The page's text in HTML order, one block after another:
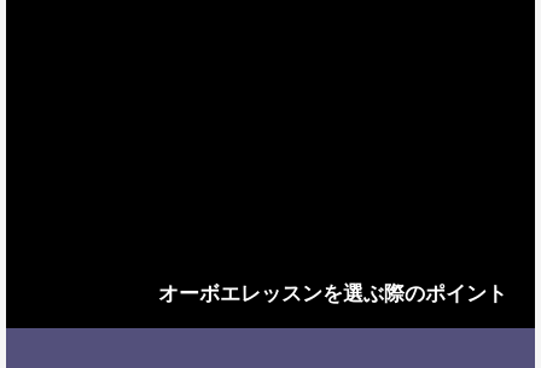
オーボエレッスンを選ぶ際のポイント